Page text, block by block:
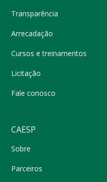
Transparência
Arrecadação
Cursos e treinamentos
Licitação
Fale conosco
CAESP
Sobre
Parceiros